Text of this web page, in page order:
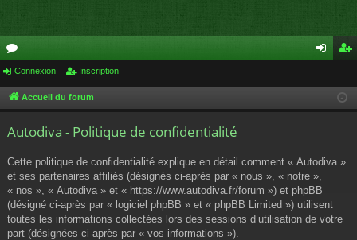
or
u cri
Connexion Inscription
Accueil du forum
Autodiva - Politique de confidentialité
Cette politique de confidentialité explique en détail comment « Autodiva »
et ses partenaires affiliés (désignés ci-après par « nous », « notre »,
« nos », « Autodiva » et « https://www.autodiva.fr/forum ») et phpBB
(désigné ci-après par « logiciel phpBB » et « phpBB Limited ») utilisent
toutes les informations collectées lors des sessions d’utilisation de votre
part (désignées ci-après par « vos informations »).